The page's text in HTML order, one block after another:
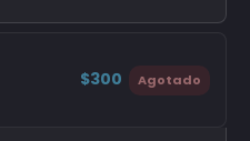
$300 Agotado